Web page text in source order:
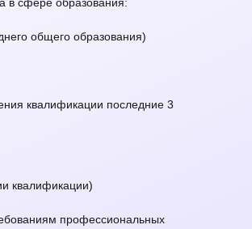
общего образования)
квалификации последние 3
квалификации)
профессиональных